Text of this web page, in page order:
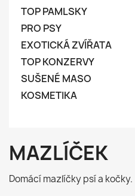
TOP PAMLSKY
PRO PSY
EXOTICKÁ ZVÍŘATA
TOP KONZERVY
SUŠENÉ MASO
KOSMETIKA
MAZLÍČEK
Domácí mazlíčky psí a kočky.